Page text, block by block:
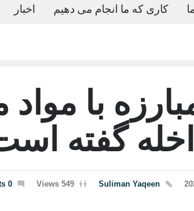
کاری که ما انجام می دهیم اخبار
با مواد
گفته
Suliman Yaqeen
549 Views
0 comments